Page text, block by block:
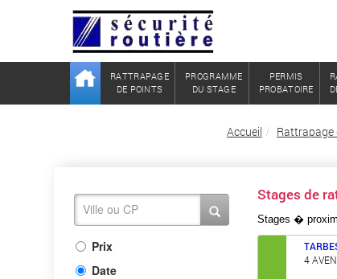
RATTRAPAGE
DE POINTS
PROGRAMME
DU STAGE
PERMIS
PROBATOIRE
Accueil Rattrapage
Prix
Date
Stages de
Stages �
4